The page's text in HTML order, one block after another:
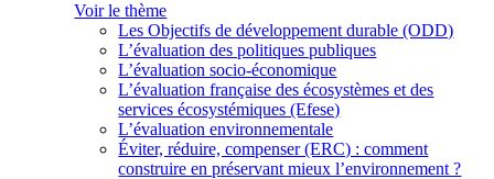
Voir le thème
Les Objectifs de développement durable (ODD)
L’évaluation des politiques publiques
L’évaluation socio-économique
L’évaluation française des écosystèmes et des
services écosystémiques (Efese)
L’évaluation environnementale
Éviter, réduire, compenser (ERC) : comment
construire en préservant mieux l’environnement ?